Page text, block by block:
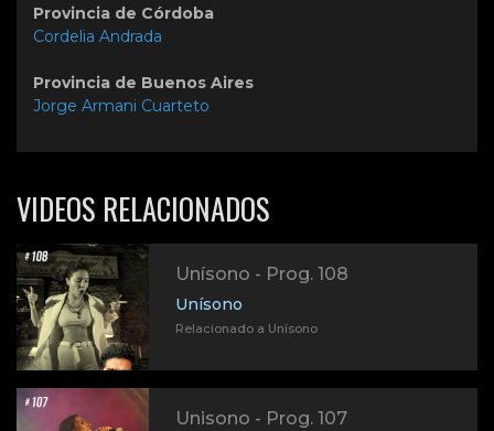
Provincia de Córdoba
Cordelia Andrada
Provincia de Buenos Aires
Jorge Armani Cuarteto
VIDEOS RELACIONADOS
Unísono - Prog. 108
Unísono
Relacionado a Unísono
Unisono - Prog. 107